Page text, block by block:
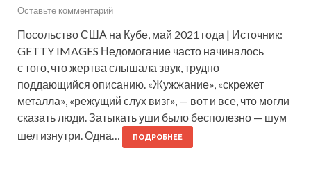
Оставьте комментарий
Посольство США на Кубе, май 2021 года | Источник:
GETTY IMAGES Недомогание часто начиналось
с того, что жертва слышала звук, трудно
поддающийся описанию. «Жужжание», «скрежет
металла», «режущий слух визг», — вот и все, что могли
сказать люди. Затыкать уши было бесполезно — шум
шел изнутри. Одна…
ПОДРОБНЕЕ